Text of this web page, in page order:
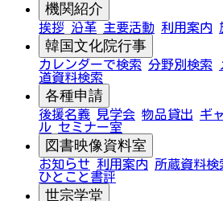
機関紹介
挨拶 沿革 主要活動 利用案内
韓国文化院行事
カレンダーで検索 分野別検索
道資料検索
各種申請
後援名義 見学会 物品貸出 ギ
ル セミナー室
図書映像資料室
お知らせ 利用案内 所蔵資料検
ひとこと書評
世宗学堂